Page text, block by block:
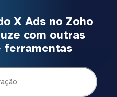
X Ads no Zoho
com outras
ferramentas